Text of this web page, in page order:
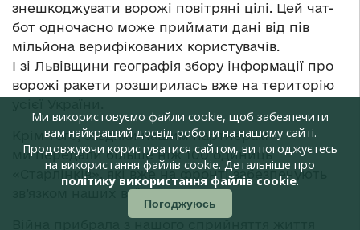
знешкоджувати ворожі повітряні цілі. Цей чат-
бот одночасно може приймати дані від пів
мільйона верифікованих користувачів.
І зі Львівщини географія збору інформації про
ворожі ракети розширилась вже на територію
Крім того, завдяки нашим партнерам
ми передали більше ніж 100 одиниць
«Старлінків», які вже на фронті забезпечують
зв’язком наших воїнів.
Ми використовуємо файли cookie, щоб забезпечити
вам найкращий досвід роботи на нашому сайті.
Продовжуючи користуватися сайтом, ви погоджуєтесь
на використання файлів cookie. Детальніше про
політику використання файлів cookie.
Погоджуюсь